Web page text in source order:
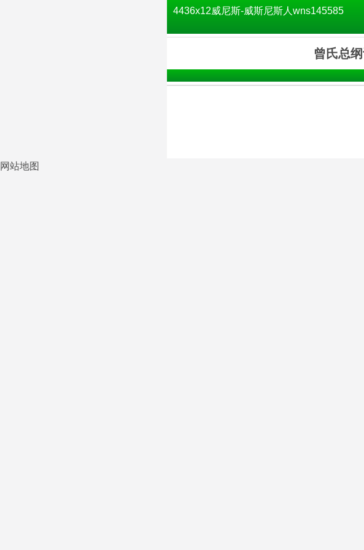
4436x12威尼斯-威斯尼斯人wns145585
曾氏总
网站地图